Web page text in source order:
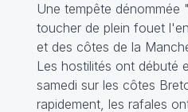
Une tempête dénommée
toucher de plein fouet
et des côtes de la
Les hostilités ont débuté
samedi sur les côtes
rapidement, les rafales